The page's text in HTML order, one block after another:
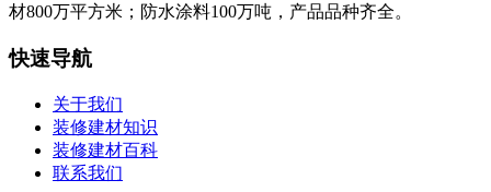
材800万平方米；防水涂料100万吨，产品品种齐全。
快速导航
关于我们
装修建材知识
装修建材百科
联系我们